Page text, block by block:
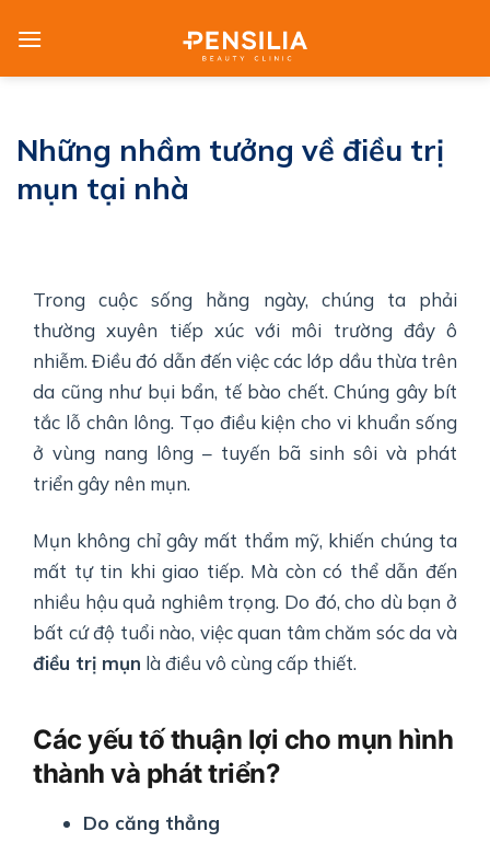
Những nhầm tưởng về điều trị
mụn tại nhà
Trong cuộc sống hằng ngày, chúng ta phải
thường xuyên tiếp xúc với môi trường đầy ô
nhiễm. Điều đó dẫn đến việc các lớp dầu thừa trên
da cũng như bụi bẩn, tế bào chết. Chúng gây bít
tắc lỗ chân lông. Tạo điều kiện cho vi khuẩn sống
ở vùng nang lông – tuyến bã sinh sôi và phát
triển gây nên mụn.
Mụn không chỉ gây mất thẩm mỹ, khiến chúng ta
mất tự tin khi giao tiếp. Mà còn có thể dẫn đến
nhiều hậu quả nghiêm trọng. Do đó, cho dù bạn ở
bất cứ độ tuổi nào, việc quan tâm chăm sóc da và
điều trị mụn là điều vô cùng cấp thiết.
Các yếu tố thuận lợi cho mụn hình
thành và phát triển?
Do căng thẳng